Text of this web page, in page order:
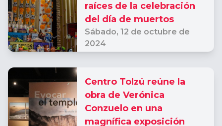
raíces de la celebración
del día de muertos
Sábado, 12 de octubre de
2024
Centro Tolzú reúne la
obra de Verónica
Conzuelo en una
magnífica exposición